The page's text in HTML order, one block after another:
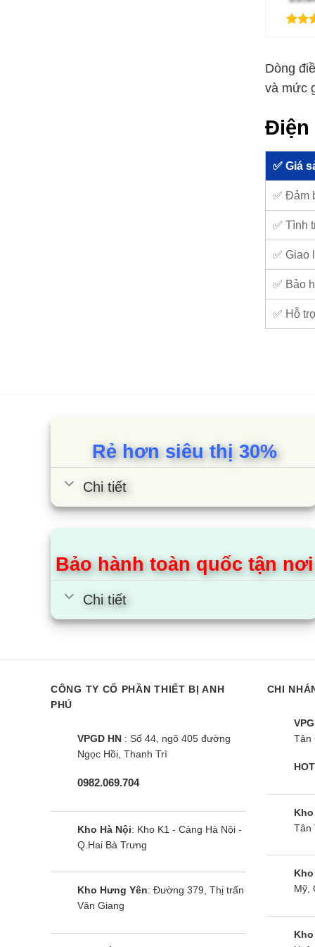
Dòng
và mức
Điện
✅ Giá
✅ Đảm
✅ Tình
✅ Giao
✅ Bảo
✅ Hỗ
1.
Rẻ hơn siêu thị 30%
Chi tiết
Bảo hành toàn quốc tận nơi
Chi tiết
CÔNG TY CỔ PHẦN THIẾT BỊ ANH
PHÚ
VPGD HN : Số 44, ngõ 405 đường
Ngọc Hồi, Thanh Trì
0982.069.704
Kho Hà Nội: Kho K1 - Cảng Hà Nội -
Q.Hai Bà Trưng
Kho Hưng Yên: Đường 379, Thị trấn
Văn Giang
CHI
Tân
Kho
Tân
Kho
Mỹ,
Kho